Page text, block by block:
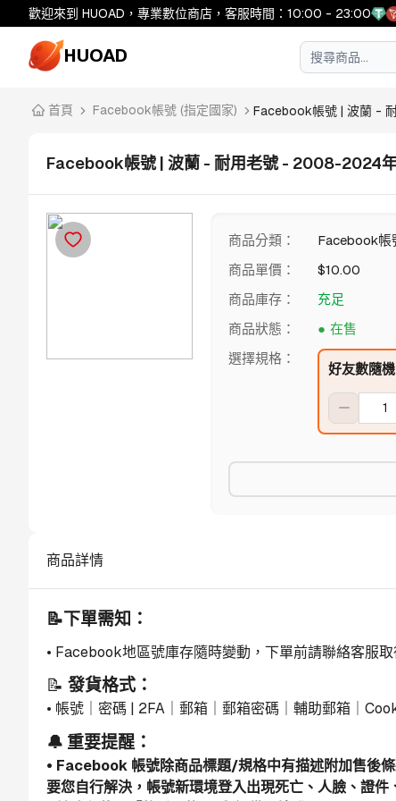
歡迎來到 HUOAD，專業數位商店，客服時間：10:00 - 23:00
HUOAD
首頁 Facebook帳號 (指定國家) Facebook帳號 | 波蘭 -
Facebook帳號 | 波蘭 - 耐用老號 - 2008-2024
商品分類 ：
Facebook帳
商品單價 ： $10.00
商品庫存 ：
充足
商品狀態 ：
在售
選擇規格 ：
好友數隨機
商品詳情
📝下單需知：
• Facebook地區號庫存隨時變動，下單前請聯絡客服取
📝 發貨格式：
• 帳號｜密碼 | 2FA｜郵箱｜郵箱密碼｜輔助郵箱｜
🔔 重要提醒：
• Facebook 帳號除商品標題/規格中有描述附加售後
要您自行解決，帳號新環境登入出現死亡、人臉、證